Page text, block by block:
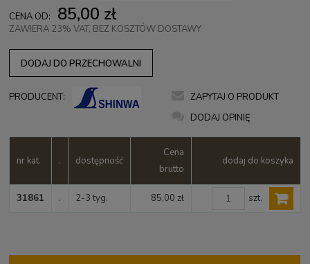
CENA OD: 85,00 zł
ZAWIERA 23% VAT, BEZ KOSZTÓW DOSTAWY
DODAJ DO PRZECHOWALNI
PRODUCENT:
ZAPYTAJ O PRODUKT
DODAJ OPINIĘ
nr kat. . dostępność
Cena
brutto
dodaj do koszyka
31861 . 2-3 tyg. 85,00 zł szt.